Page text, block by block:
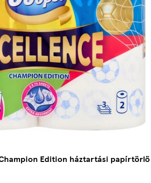
Edition háztartási papírtörlő